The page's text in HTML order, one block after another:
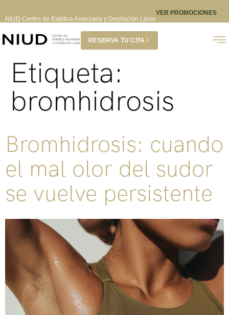
NIUD Centro de Estética Avanzada y Depilación Láser
VER PROMOCIONES
RESERVA TU CITA
Etiqueta:
bromhidrosis
Bromhidrosis: cuando
el mal olor del sudor
se vuelve persistente